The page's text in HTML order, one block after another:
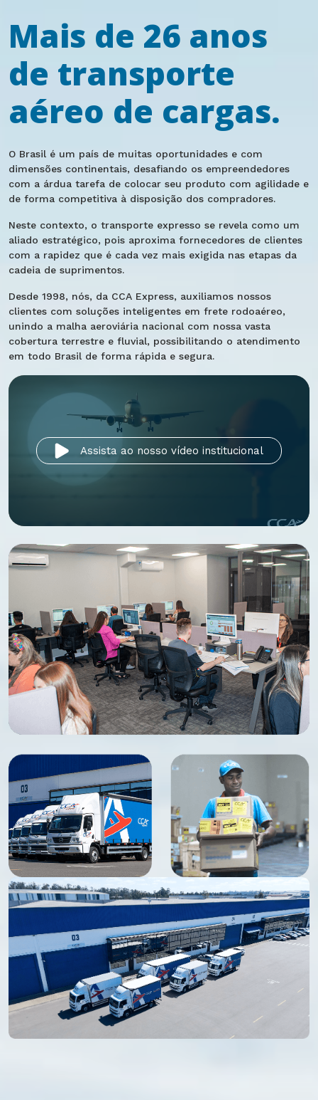
Assista ao nosso vídeo institucional
Mais de 26 anos
de transporte
aéreo de cargas.
O Brasil é um país de muitas oportunidades e com
dimensões continentais, desafiando os empreendedores
com a árdua tarefa de colocar seu produto com agilidade e
de forma competitiva à disposição dos compradores.
Neste contexto, o transporte expresso se revela como um
aliado estratégico, pois aproxima fornecedores de clientes
com a rapidez que é cada vez mais exigida nas etapas da
cadeia de suprimentos.
Desde 1998, nós, da CCA Express, auxiliamos nossos
clientes com soluções inteligentes em frete rodoaéreo,
unindo a malha aeroviária nacional com nossa vasta
cobertura terrestre e fluvial, possibilitando o atendimento
em todo Brasil de forma rápida e segura.